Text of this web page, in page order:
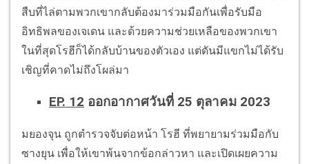
สืบที่ไล่ตามพวกเขากลับต้องมาร่วมมือกันเพื่อรับมือ
อิทธิพลของเจเดน และด้วยความช่วยเหลือของพวกเขา
ในที่สุดโรฮีก็ได้กลับบ้านของตัวเอง แต่ดันมีแขกไม่ได้รับ
เชิญที่คาดไม่ถึงโผล่มา
EP. 12 ออกอากาศวันที่ 25 ตุลาคม 2023
มยองจุน ถูกตำรวจจับต่อหน้า โรฮี ที่พยายามร่วมมือกับ
ซางยุน เพื่อให้เขาพ้นจากข้อกล่าวหา และเปิดเผยความ